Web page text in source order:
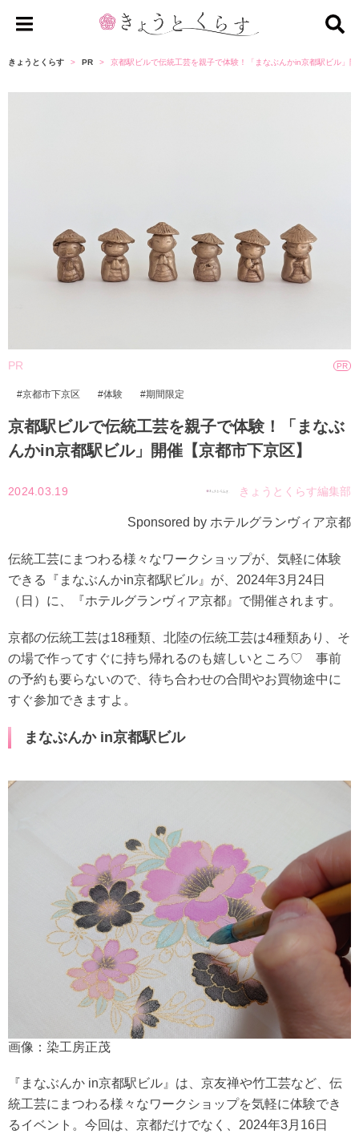
ょ
きょうとくらす PR 京都駅ビルで伝統工芸を親子で体験！「まなぶんかin京都駅ビル」
PR PR
京都市下京区 体験 期間限定
京都駅ビルで伝統工芸を親子で体験！「まなぶ
んかin京都駅ビル」開催【京都市下京区】
2024.03.19 きょうとくらす編集部
Sponsored by ホテルグランヴィア京都
伝統工芸にまつわる様々なワークショップが、気軽に体験
できる『まなぶんかin京都駅ビル』が、2024年3月24日
（日）に、『ホテルグランヴィア京都』で開催されます。
京都の伝統工芸は18種類、北陸の伝統工芸は4種類あり、そ
の場で作ってすぐに持ち帰れるのも嬉しいところ♡ 事前
の予約も要らないので、待ち合わせの合間やお買物途中に
すぐ参加できますよ。
まなぶんか in京都駅ビル
画像：染工房正茂
『まなぶんか in京都駅ビル』は、京友禅や竹工芸など、伝
統工芸にまつわる様々なワークショップを気軽に体験でき
るイベント。今回は、京都だけでなく、2024年3月16日